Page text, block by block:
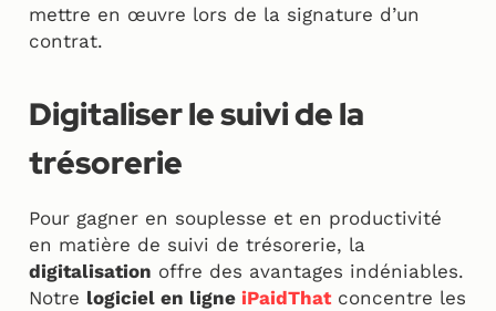
mettre en œuvre lors de la signature d’un
contrat.
Digitaliser le suivi de la
trésorerie
Pour gagner en souplesse et en productivité
en matière de suivi de trésorerie, la
digitalisation offre des avantages indéniables.
Notre logiciel en ligne iPaidThatconcentre les